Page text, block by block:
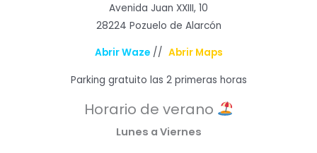
Avenida Juan XXIII, 10
28224 Pozuelo de Alarcón
Abrir Waze// Abrir Maps
Parking gratuito las 2 primeras horas
Horario de verano
Lunes a Viernes